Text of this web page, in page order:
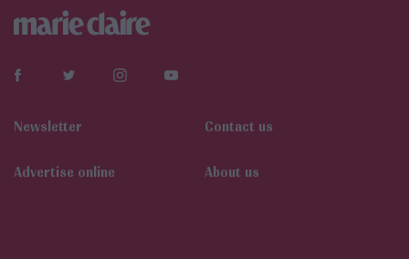
Newsletter Contact us
Αdvertise online About us